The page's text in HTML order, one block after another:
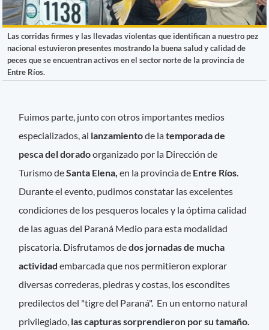
Las corridas firmes y las llevadas violentas que identifican a nuestro pez
nacional estuvieron presentes mostrando la buena salud y calidad de
peces que se encuentran activos en el sector norte de la provincia de
Entre Ríos.
Fuimos parte, junto con otros importantes medios
especializados, al lanzamientode latemporada de
pesca del doradoorganizado por la Dirección de
Turismo deSanta Elena,en la provincia de Entre Ríos
Durante el evento, pudimos constatar las excelentes
condiciones de los pesqueros locales y la óptima calidad
de las aguas del Paraná Medio para esta modalidad
piscatoria. Disfrutamos dedos jornadas de mucha
actividadembarcada que nos permitieron explorar
diversas correderas, piedras y costas, los escondites
predilectos del "tigre del Paraná". En un entorno natural
privilegiado, las capturas sorprendieron por su tamaño.